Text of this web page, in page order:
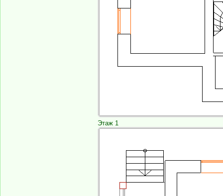
Этаж 1